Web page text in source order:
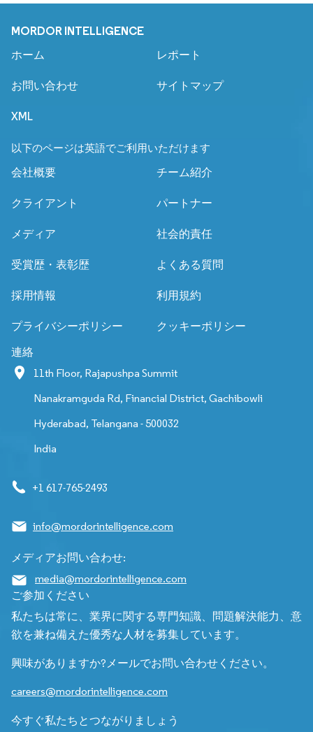
MORDOR INTELLIGENCE
ホーム レポート
お問い合わせ サイトマップ
XML
以下のページは英語でご利用いただけます
会社概要 チーム紹介
クライアント パートナー
メディア 社会的責任
受賞歴・表彰歴 よくある質問
採用情報 利用規約
プライバシーポリシー クッキーポリシー
連絡
11th Floor, Rajapushpa Summit
Nanakramguda Rd, Financial District, Gachibowli
Hyderabad, Telangana - 500032
India
+1 617-765-2493
info@mordorintelligence.com
メディアお問い合わせ:
media@mordorintelligence.com
ご参加ください
私たちは常に、業界に関する専門知識、問題解決能力、意
欲を兼ね備えた優秀な人材を募集しています。
興味がありますか?メールでお問い合わせください。
careers@mordorintelligence.com
今すぐ私たちとつながりましょう